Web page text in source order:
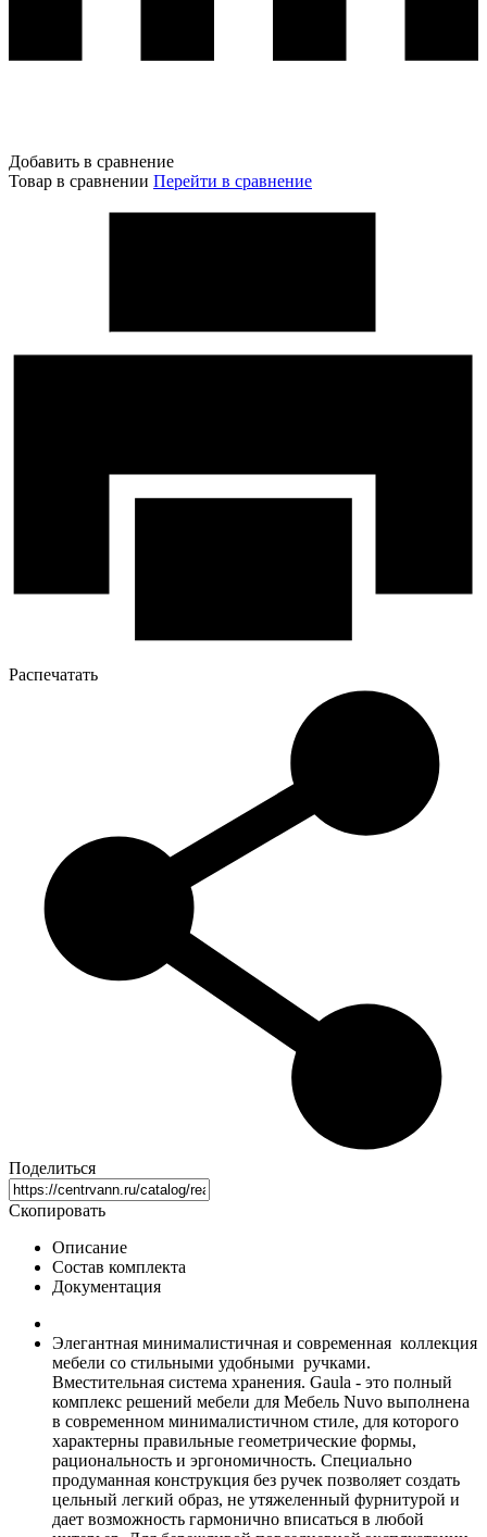
Добавить в сравнение
Товар в сравнении Перейти в сравнение
Распечатать
Поделиться
Скопировать
Описание
Состав комплекта
Документация
Элегантная минималистичная и современная коллекция
мебели со стильными удобными ручками.
Вместительная система хранения. Gaula - это полный
комплекс решений мебели для Мебель Nuvo выполнена
в современном минималистичном стиле, для которого
характерны правильные геометрические формы,
рациональность и эргономичность. Специально
продуманная конструкция без ручек позволяет создать
цельный легкий образ, не утяжеленный фурнитурой и
дает возможность гармонично вписаться в любой